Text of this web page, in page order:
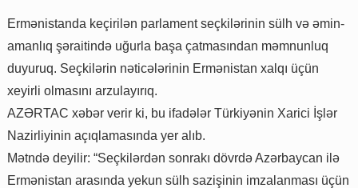
Ermənistanda keçirilən parlament seçkilərinin sülh və əmin-
amanlıq şəraitində uğurla başa çatmasından məmnunluq
duyuruq. Seçkilərin nəticələrinin Ermənistan xalqı üçün
xeyirli olmasını arzulayırıq.
AZƏRTAC xəbər verir ki, bu ifadələr Türkiyənin Xarici İşlər
Nazirliyinin açıqlamasında yer alıb.
Mətndə deyilir: “Seçkilərdən sonrakı dövrdə Azərbaycan ilə
Ermənistan arasında yekun sülh sazişinin imzalanması üçün